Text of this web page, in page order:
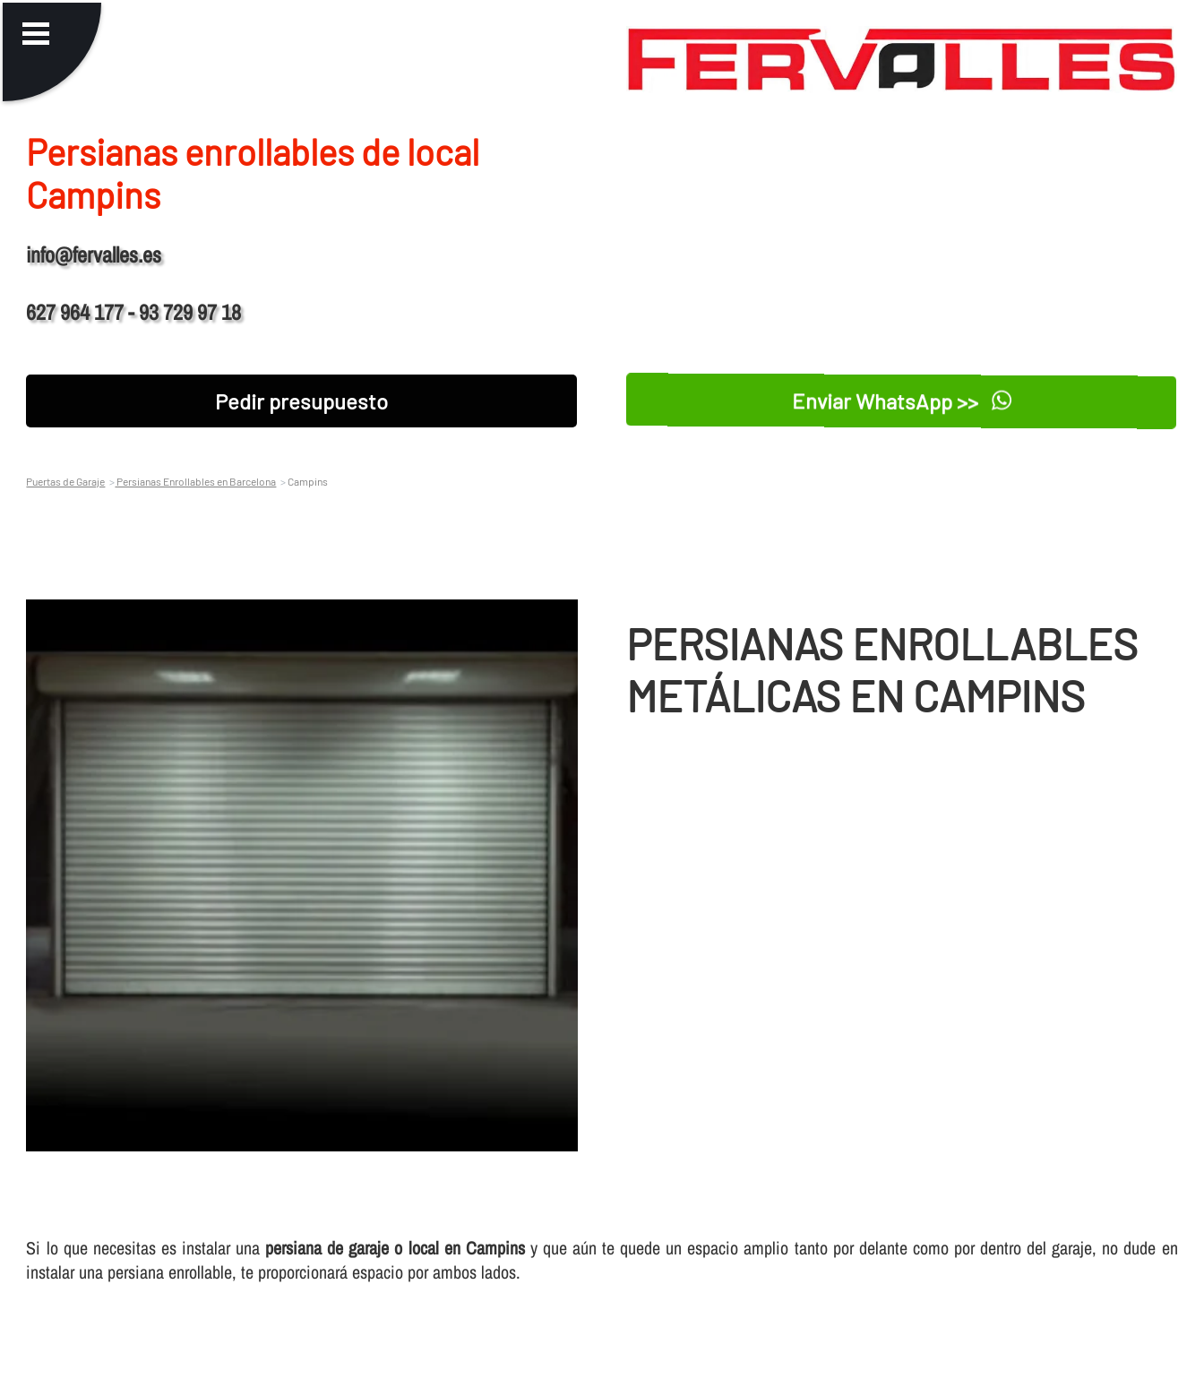
Persianas enrollables de local
Campins
info@fervalles.es
627 964 177 - 93 729 97 18
Pedir presupuesto Enviar WhatsApp >>
Puertas de Garaje Persianas Enrollables en Barcelona Campins
PERSIANAS ENROLLABLES
METÁLICAS EN CAMPINS
Si lo que necesitas es instalar una persiana de garaje o local en Campinsy que aún te quede un espacio amplio tanto por delante como por dentro del garaje, no dude en
instalar una persiana enrollable, te proporcionará espacio por ambos lados.